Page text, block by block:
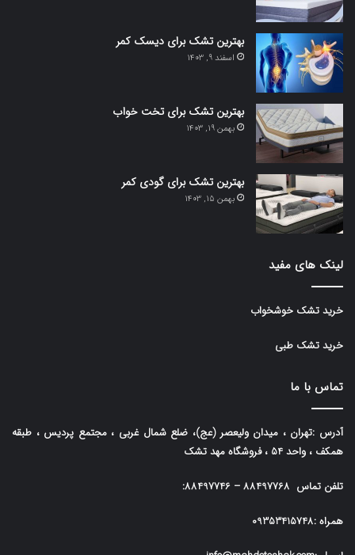
بهترین تشک برای دیسک کمر
اسفند 9, 1403
بهترین تشک برای تخت خواب
بهمن 19, 1403
بهترین تشک برای گودی کمر
بهمن 15, 1403
لینک های مفید
خرید تشک خوشخواب
خرید تشک طبی
تماس با ما
آدرس :تهران ، میدان ولیعصر (عج)، ضلع شمال غربی ، مجتمع پردیس ، طبقه
همکف ، واحد 54 ، فروشگاه مهد تشک
تلفن تماس 88497768
–
88497746
:
همراه :09353415748